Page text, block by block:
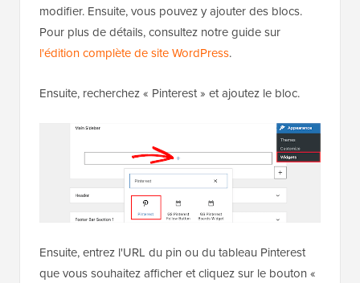
modifier. Ensuite, vous pouvez y ajouter des blocs.
Pour plus de détails, consultez notre guide sur
l'édition complète de site WordPress.
Ensuite, recherchez « Pinterest » et ajoutez le bloc.
Ensuite, entrez l'URL du pin ou du tableau Pinterest
que vous souhaitez afficher et cliquez sur le bouton «